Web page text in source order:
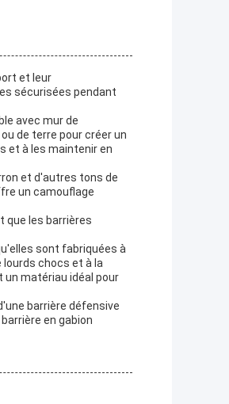
et leur
sécurisées pendant
avec mur de
de terre pour créer un
et à les maintenir en
et d'autres tons de
un camouflage
que les barrières
sont fabriquées à
lourds chocs et à la
un matériau idéal pour
barrière défensive
en gabion